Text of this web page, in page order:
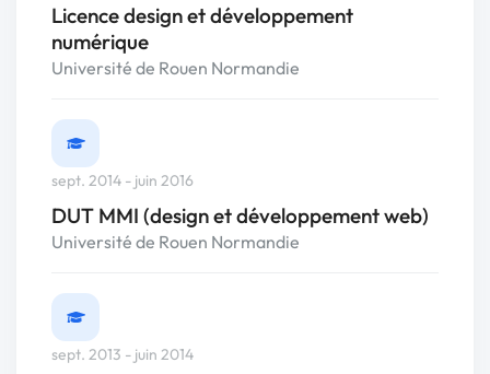
Licence design et développement
numérique
Université de Rouen Normandie
sept. 2014 - juin 2016
DUT MMI (design et développement web)
Université de Rouen Normandie
sept. 2013 - juin 2014